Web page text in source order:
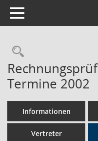
Toggle navigation
Termine 2002
Informationen
Vertreter